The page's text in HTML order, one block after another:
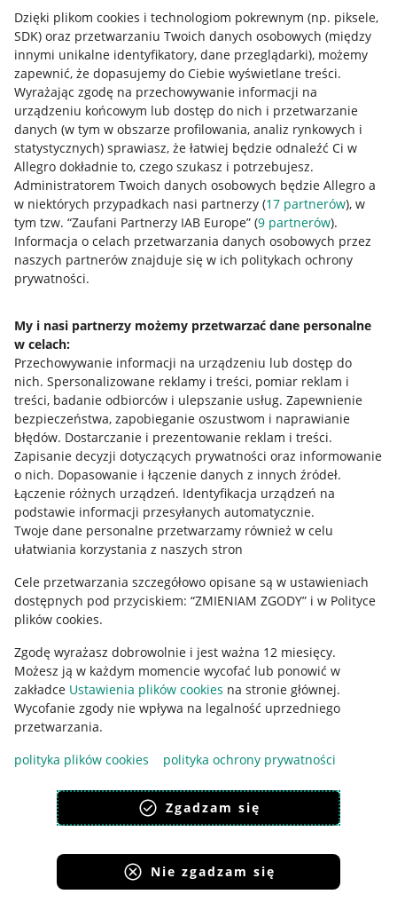
Dzięki plikom cookies i technologiom pokrewnym (np. piksele,
SDK) oraz przetwarzaniu Twoich danych osobowych (między
innymi unikalne identyfikatory, dane przeglądarki), możemy
zapewnić, że dopasujemy do Ciebie wyświetlane treści.
Wyrażając zgodę na przechowywanie informacji na
urządzeniu końcowym lub dostęp do nich i przetwarzanie
danych (w tym w obszarze profilowania, analiz rynkowych i
statystycznych) sprawiasz, że łatwiej będzie odnaleźć Ci w
Allegro dokładnie to, czego szukasz i potrzebujesz.
Administratorem Twoich danych osobowych będzie Allegro a
w niektórych przypadkach nasi partnerzy (17 partnerów), w
tym tzw. “Zaufani Partnerzy IAB Europe” (9 partnerów).
Informacja o celach przetwarzania danych osobowych przez
naszych partnerów znajduje się w ich politykach ochrony
prywatności.
My i nasi partnerzy możemy przetwarzać dane personalne
w celach:
Przechowywanie informacji na urządzeniu lub dostęp do
nich. Spersonalizowane reklamy i treści, pomiar reklam i
treści, badanie odbiorców i ulepszanie usług. Zapewnienie
bezpieczeństwa, zapobieganie oszustwom i naprawianie
błędów. Dostarczanie i prezentowanie reklam i treści.
Zapisanie decyzji dotyczących prywatności oraz informowanie
o nich. Dopasowanie i łączenie danych z innych źródeł.
Łączenie różnych urządzeń. Identyfikacja urządzeń na
podstawie informacji przesyłanych automatycznie.
Twoje dane personalne przetwarzamy również w celu
ułatwiania korzystania z naszych stron
Cele przetwarzania szczegółowo opisane są w ustawieniach
dostępnych pod przyciskiem: “ZMIENIAM ZGODY” i w Polityce
plików cookies.
Zgodę wyrażasz dobrowolnie i jest ważna 12 miesięcy.
Możesz ją w każdym momencie wycofać lub ponowić w
zakładce Ustawienia plików cookies na stronie głównej.
Wycofanie zgody nie wpływa na legalność uprzedniego
przetwarzania.
polityka plików cookies
polityka ochrony prywatności
Zgadzam się
Nie zgadzam się
Przydatne informacje
Jak to działa
Allegro Gadane dla sprzedających
Allegro Gadane dla kupujących
Mapa miejscowości
Informacje prawne
Regulamin
Polityka plików "cookies"
Ustawienia plików "cookies"
Udostępnianie lokalizacji
Informacje dla Aktu o Usługach Cyfrowych
Pobierz aplikację
Korzystanie z serwisu oznacza akceptacjęregulaminu